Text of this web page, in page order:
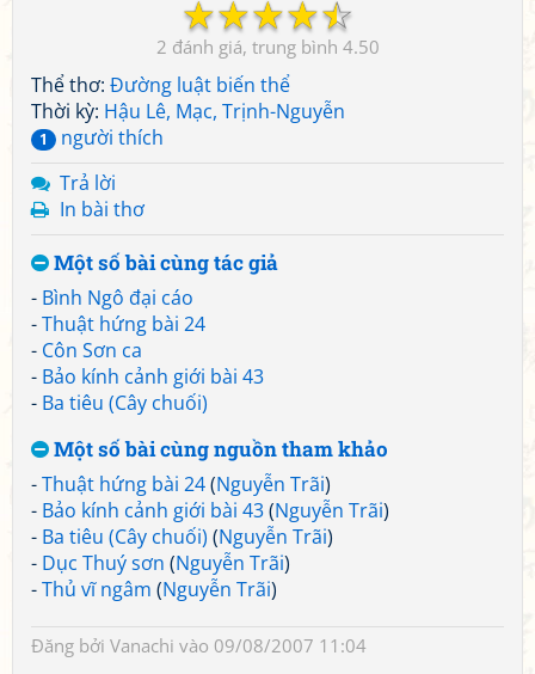
☆
☆
☆
☆
☆
2 4.50
Thể thơ: Đường luật biến thể
Thời kỳ: Hậu Lê, Mạc, Trịnh-Nguyễn
1
người thích
Trả lời
In bài thơ
Một số bài cùng tác giả
- Bình Ngô đại cáo
-Thuật hứng bài 24
- Côn Sơn ca
- Bảo kính cảnh giới bài 43
- Ba tiêu (Cây chuối)
Một số bài cùng nguồn tham khảo
-Thuật hứng bài 24(Nguyễn Trãi)
- Bảo kính cảnh giới bài 43(Nguyễn Trãi)
- Ba tiêu (Cây chuối) (Nguyễn Trãi)
- Dục Thuý sơn (Nguyễn Trãi)
-Thủ vĩ ngâm (Nguyễn Trãi)
Đăng bởi Vanachi vào 09/08/2007 11:04